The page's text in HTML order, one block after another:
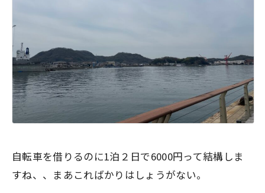
自転車を借りるのに1泊２日で6000円って結構しま
すね、、まあこればかりはしょうがない。